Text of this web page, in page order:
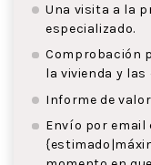
Una visita a la
especializado.
Comprobación
la vivienda y las
Informe de
Envío por email